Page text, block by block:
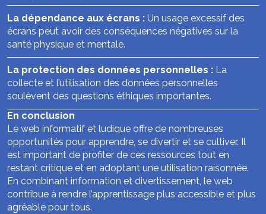
La dépendance aux écrans : Un usage excessif des
écrans peut avoir des conséquences négatives sur la
santé physique et mentale.
La protection des données personnelles : La
collecte et l’utilisation des données personnelles
soulèvent des questions éthiques importantes.
En conclusion
Le web informatif et ludique offre de nombreuses
opportunités pour apprendre, se divertir et se cultiver. Il
est important de profiter de ces ressources tout en
restant critique et en adoptant une utilisation raisonnée.
En combinant information et divertissement, le web
contribue à rendre l’apprentissage plus accessible et plus
agréable pour tous.